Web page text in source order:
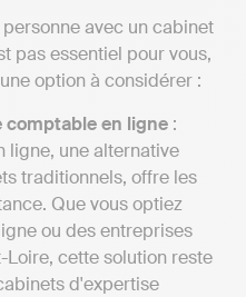
avec un cabinet
pas essentiel pour vous,
option à considérer :
comptable en ligne :
ligne, une alternative
traditionnels, offre les
Que vous optiez
ou des entreprises
cette solution reste
d'expertise